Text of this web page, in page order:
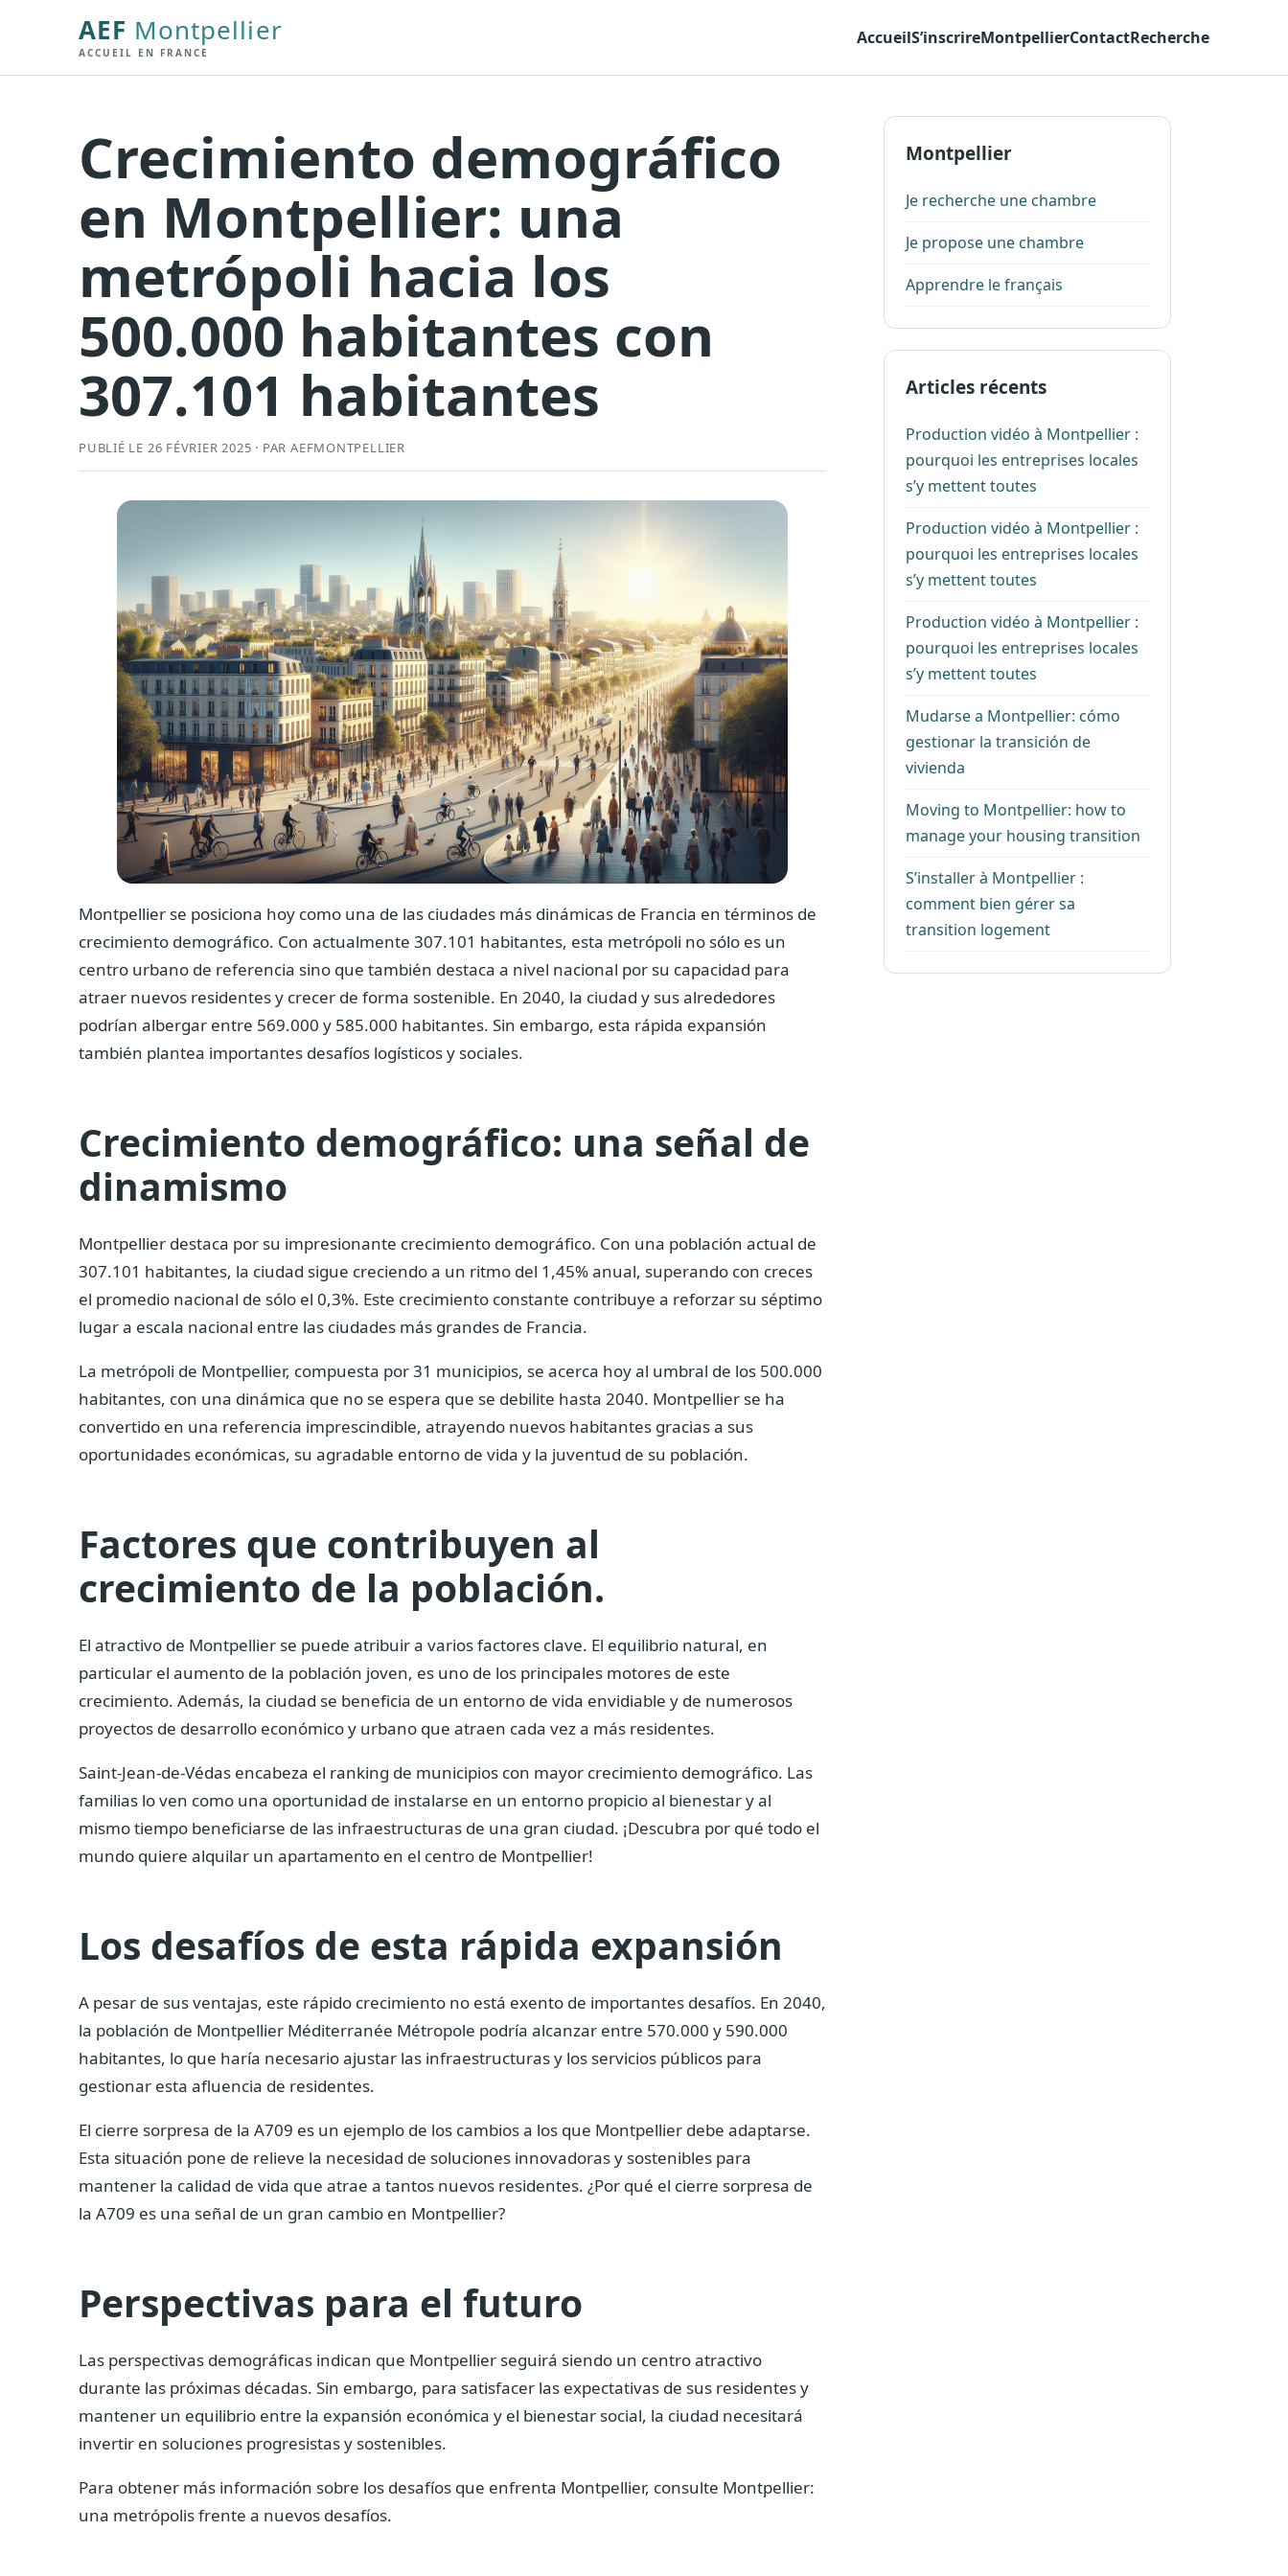
AEF Montpellier
ACCUEIL EN FRANCE
AccueilS’inscrireMontpellierContactRecherche
Crecimiento demográfico
en Montpellier: una
metrópoli hacia los
500.000 habitantes con
307.101 habitantes
PUBLIÉ LE 26 FÉVRIER 2025 · PAR AEFMONTPELLIER
Montpellier se posiciona hoy como una de las ciudades más dinámicas de Francia en términos de
crecimiento demográfico. Con actualmente 307.101 habitantes, esta metrópoli no sólo es un
centro urbano de referencia sino que también destaca a nivel nacional por su capacidad para
atraer nuevos residentes y crecer de forma sostenible. En 2040, la ciudad y sus alrededores
podrían albergar entre 569.000 y 585.000 habitantes. Sin embargo, esta rápida expansión
también plantea importantes desafíos logísticos y sociales.
Crecimiento demográfico: una señal de
dinamismo
Montpellier destaca por su impresionante crecimiento demográfico. Con una población actual de
307.101 habitantes, la ciudad sigue creciendo a un ritmo del 1,45% anual, superando con creces
el promedio nacional de sólo el 0,3%. Este crecimiento constante contribuye a reforzar su séptimo
lugar a escala nacional entre las ciudades más grandes de Francia.
La metrópoli de Montpellier, compuesta por 31 municipios, se acerca hoy al umbral de los 500.000
habitantes, con una dinámica que no se espera que se debilite hasta 2040. Montpellier se ha
convertido en una referencia imprescindible, atrayendo nuevos habitantes gracias a sus
oportunidades económicas, su agradable entorno de vida y la juventud de su población.
Factores que contribuyen al
crecimiento de la población.
El atractivo de Montpellier se puede atribuir a varios factores clave. El equilibrio natural, en
particular el aumento de la población joven, es uno de los principales motores de este
crecimiento. Además, la ciudad se beneficia de un entorno de vida envidiable y de numerosos
proyectos de desarrollo económico y urbano que atraen cada vez a más residentes.
Saint-Jean-de-Védas encabeza el ranking de municipios con mayor crecimiento demográfico. Las
familias lo ven como una oportunidad de instalarse en un entorno propicio al bienestar y al
mismo tiempo beneficiarse de las infraestructuras de una gran ciudad. ¡Descubra por qué todo el
mundo quiere alquilar un apartamento en el centro de Montpellier!
Los desafíos de esta rápida expansión
A pesar de sus ventajas, este rápido crecimiento no está exento de importantes desafíos. En 2040,
la población de Montpellier Méditerranée Métropole podría alcanzar entre 570.000 y 590.000
habitantes, lo que haría necesario ajustar las infraestructuras y los servicios públicos para
gestionar esta afluencia de residentes.
El cierre sorpresa de la A709 es un ejemplo de los cambios a los que Montpellier debe adaptarse.
Esta situación pone de relieve la necesidad de soluciones innovadoras y sostenibles para
mantener la calidad de vida que atrae a tantos nuevos residentes. ¿Por qué el cierre sorpresa de
la A709 es una señal de un gran cambio en Montpellier?
Perspectivas para el futuro
Las perspectivas demográficas indican que Montpellier seguirá siendo un centro atractivo
durante las próximas décadas. Sin embargo, para satisfacer las expectativas de sus residentes y
mantener un equilibrio entre la expansión económica y el bienestar social, la ciudad necesitará
invertir en soluciones progresistas y sostenibles.
Para obtener más información sobre los desafíos que enfrenta Montpellier, consulte Montpellier:
una metrópolis frente a nuevos desafíos.
Montpellier
Je recherche une chambre
Je propose une chambre
Apprendre le français
Articles récents
Production vidéo à Montpellier :
pourquoi les entreprises locales
s’y mettent toutes
Production vidéo à Montpellier :
pourquoi les entreprises locales
s’y mettent toutes
Production vidéo à Montpellier :
pourquoi les entreprises locales
s’y mettent toutes
Mudarse a Montpellier: cómo
gestionar la transición de
vivienda
Moving to Montpellier: how to
manage your housing transition
S’installer à Montpellier :
comment bien gérer sa
transition logement